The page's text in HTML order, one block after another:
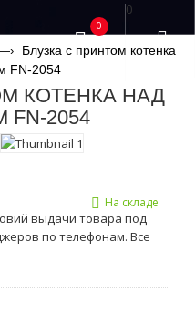
0
0
Блузка с принтом котенка
FN-2054
КОТЕНКА НАД
2054
выдачи товара под
по телефонам. Все
На складе